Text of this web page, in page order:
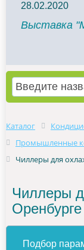
28.02.2020
Выставка
Каталог
Промышленные
Чиллеры для
Чиллеры
Оренбурге
Подбор